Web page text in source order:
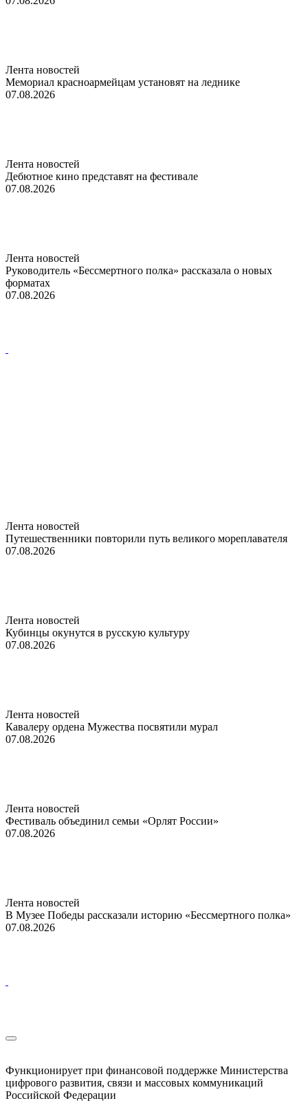
Лента новостей
Мемориал красноармейцам установят на леднике
07.08.2026
Лента новостей
Дебютное кино представят на фестивале
07.08.2026
Лента новостей
Руководитель «Бессмертного полка» рассказала о новых
форматах
07.08.2026
Лента новостей
Путешественники повторили путь великого мореплавателя
07.08.2026
Лента новостей
Кубинцы окунутся в русскую культуру
07.08.2026
Лента новостей
Кавалеру ордена Мужества посвятили мурал
07.08.2026
Лента новостей
Фестиваль объединил семьи «Орлят России»
07.08.2026
Лента новостей
В Музее Победы рассказали историю «Бессмертного полка»
07.08.2026
Функционирует при финансовой поддержке Министерства
цифрового развития, связи и массовых коммуникаций
Российской Федерации